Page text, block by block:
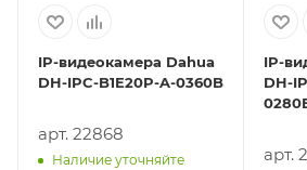
IP-видеокамера Dahua
DH-IPC-B1E20P-A-0360B
арт. 22868
Наличие уточняйте
IP-
DH-
арт.